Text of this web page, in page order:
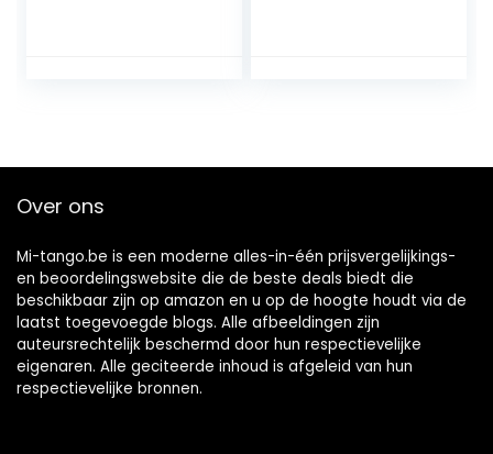
Over ons
Mi-tango.be is een moderne alles-in-één prijsvergelijkings-
en beoordelingswebsite die de beste deals biedt die
beschikbaar zijn op amazon en u op de hoogte houdt via de
laatst toegevoegde blogs. Alle afbeeldingen zijn
auteursrechtelijk beschermd door hun respectievelijke
eigenaren. Alle geciteerde inhoud is afgeleid van hun
respectievelijke bronnen.